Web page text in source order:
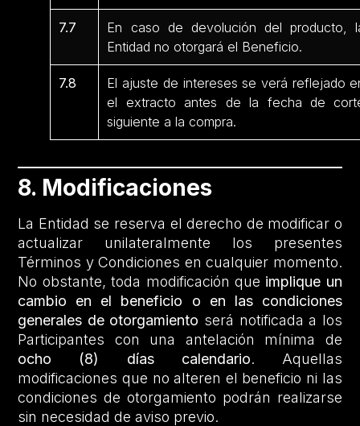
7.7
En caso de devolución del producto,
Entidad no otorgará el Beneficio.
7.8
El ajuste de intereses se verá reflejado
el extracto antes de la fecha de
siguiente a la compra.
8. Modificaciones
La Entidad se reserva el derecho de modificar o
actualizar unilateralmente los presentes
Términos y Condiciones en cualquier momento.
No obstante, toda modificación que implique un
cambio en el beneficio o en las condiciones
generales de otorgamiento será notificada a los
Participantes con una antelación mínima de
ocho (8) días calendario. Aquellas
modificaciones que no alteren el beneficio ni las
condiciones de otorgamiento podrán realizarse
sin necesidad de aviso previo.